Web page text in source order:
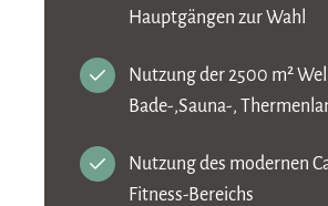
Hauptgängen zur Wahl
Nutzung der 2500 m²
Bade-,Sauna-,
Nutzung des modernen
Fitness-Bereichs